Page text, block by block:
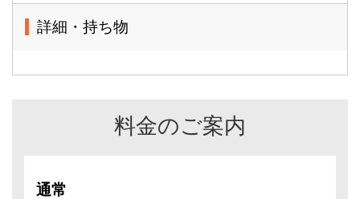
詳細・持ち物
料金のご案内
通常